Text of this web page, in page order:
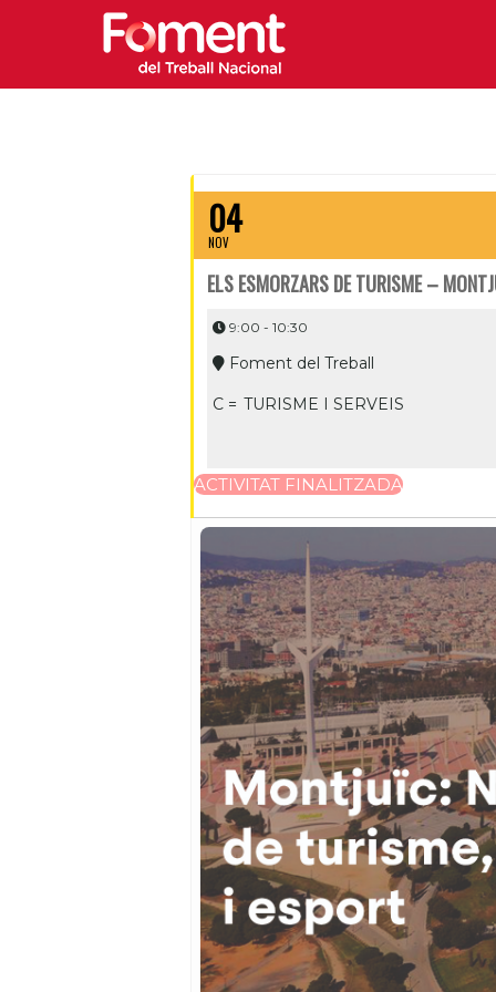
04
NOV
ELS ESMORZARS DE TURISME –
9:00 - 10:30
Foment del Treball
C = TURISME I SERVEIS
ACTIVITAT FINALITZADA